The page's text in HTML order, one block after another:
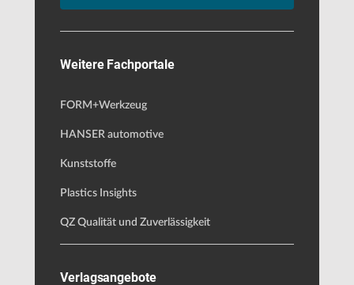
Weitere Fachportale
FORM+Werkzeug
HANSER automotive
Kunststoffe
Plastics Insights
QZ Qualität und Zuverlässigkeit
Verlagsangebote